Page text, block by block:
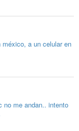
a un celular en
no me andan.. intento